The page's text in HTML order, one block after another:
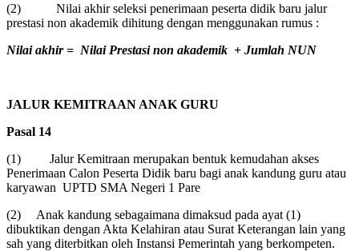
(2) Nilai akhir seleksi penerimaan peserta didik baru jalur
prestasi non akademik dihitung dengan menggunakan rumus :
Nilai akhir = Nilai Prestasi non akademik + Jumlah NUN
JALUR KEMITRAAN ANAK GURU
Pasal 14
(1) Jalur Kemitraan merupakan bentuk kemudahan akses
Penerimaan Calon Peserta Didik baru bagi anak kandung guru atau
karyawan UPTD SMA Negeri 1 Pare
(2) Anak kandung sebagaimana dimaksud pada ayat (1)
dibuktikan dengan Akta Kelahiran atau Surat Keterangan lain yang
sah yang diterbitkan oleh Instansi Pemerintah yang berkompeten.